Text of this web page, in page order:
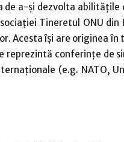
a-şi dezvolta abilităţile
Tineretul ONU din
Acesta îşi are originea
reprezintă conferinţe de
(e.g. NATO,